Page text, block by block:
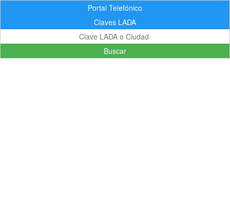
Portal Telefónico
Claves LADA
Buscar